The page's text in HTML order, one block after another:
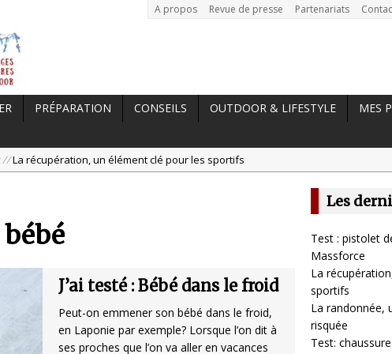
A propos Revue de presse Partenariats
PRÉPARATION CONSEILS OUTDOOR & LIFESTYLE MES
//La récupération, un élément clé pour les sportifs
//Dans le Massif Central en hiver, direction Mont Dore
J’ai testé : Bébé dans le froid
Peut-on emmener son bébé dans le froid,
en Laponie par exemple? Lorsque l’on dit à
ses proches que l’on va aller en vacances
Les
Test : pistolet
Massforce
La
sportifs
La randonnée,
risquée
Test: